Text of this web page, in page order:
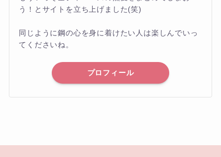
う！とサイトを立ち上げました(笑)
同じように鋼の心を身に着けたい人は楽しんでいっ
てくださいね。
プロフィール